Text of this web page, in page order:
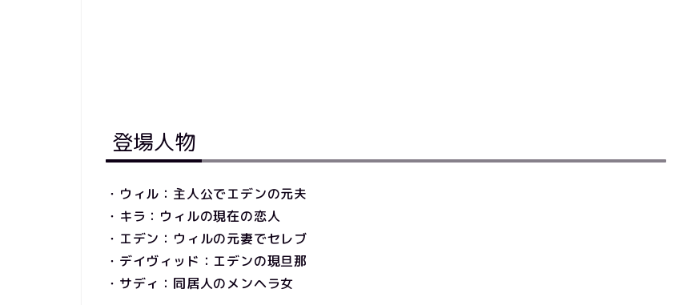
登場人物
・ウィル：主人公でエデンの元夫
・キラ：ウィルの現在の恋人
・エデン：ウィルの元妻でセレブ
・デイヴィッド：エデンの現旦那
・サディ：同居人のメンヘラ女